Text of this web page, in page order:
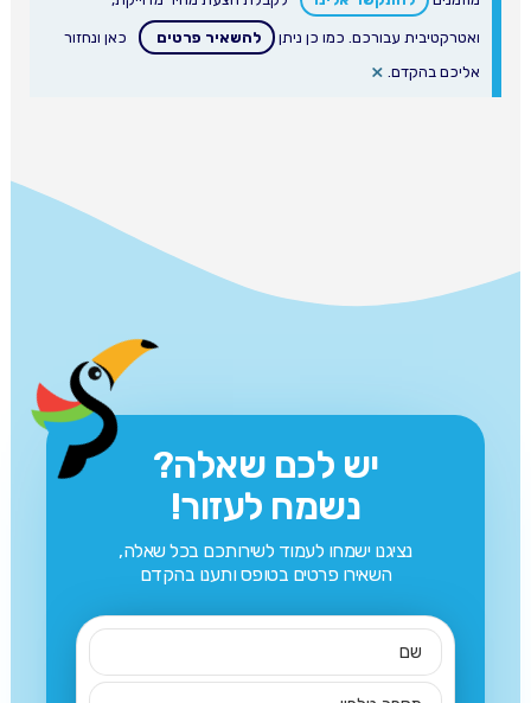
ואטרקטיבית עבורכם. כמו כן ניתן להשאיר פרטים
כאן ונחזור
אליכם בהקדם. ×
יש לכם שאלה?
נשמח לעזור!
נציגנו ישמחו לעמוד לשירותכם בכל שאלה,
השאירו פרטים בטופס ותענו בהקדם